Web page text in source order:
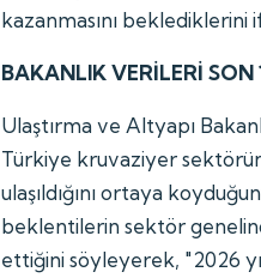
kazanmasını beklediklerini
BAKANLIK VERİLERİ SON
Ulaştırma ve Altyapı
Türkiye kruvaziyer
ulaşıldığını ortaya
beklentilerin sektör
ettiğini söyleyerek, "2026